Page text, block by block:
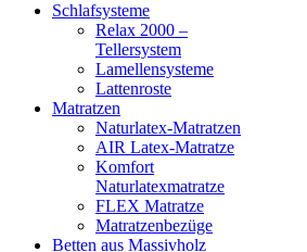
Schlafsysteme
Relax 2000 –
Tellersystem
Lamellensysteme
Lattenroste
Matratzen
Naturlatex-Matratzen
AIR Latex-Matratze
Komfort
Naturlatexmatratze
FLEX Matratze
Matratzenbezüge
Betten aus Massivholz